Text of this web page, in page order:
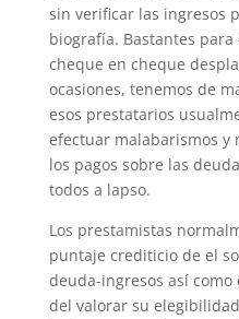
sin verificar las ingresos
biografía. Bastantes
cheque en cheque
ocasiones, tenemos de
esos prestatarios
efectuar malabarismos
los pagos sobre las
todos a lapso.
Los prestamistas
puntaje crediticio de el
deuda-ingresos así­
del valorar su